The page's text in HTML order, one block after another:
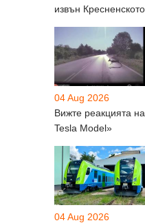
извън
04 Aug 2026
Вижте реакцията на
Tesla Model»
04 Aug 2026